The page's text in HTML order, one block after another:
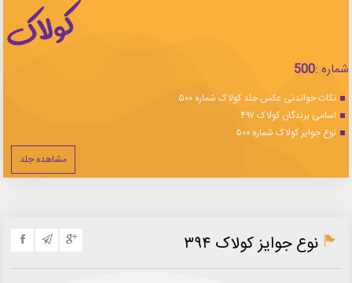
شماره :500
نکات خواندنی عکس جلد کولاک شماره ۵۰۰
اسامی برندگان کولاک ۴۹۷
نوع جوایز کولاک شماره ۵۰۰
مشاهده جلد
نوع جوایز کولاک ۳۹۴